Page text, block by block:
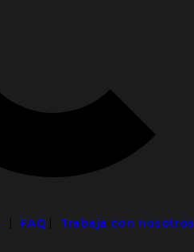
| FAQ | Trabaja con nosotros